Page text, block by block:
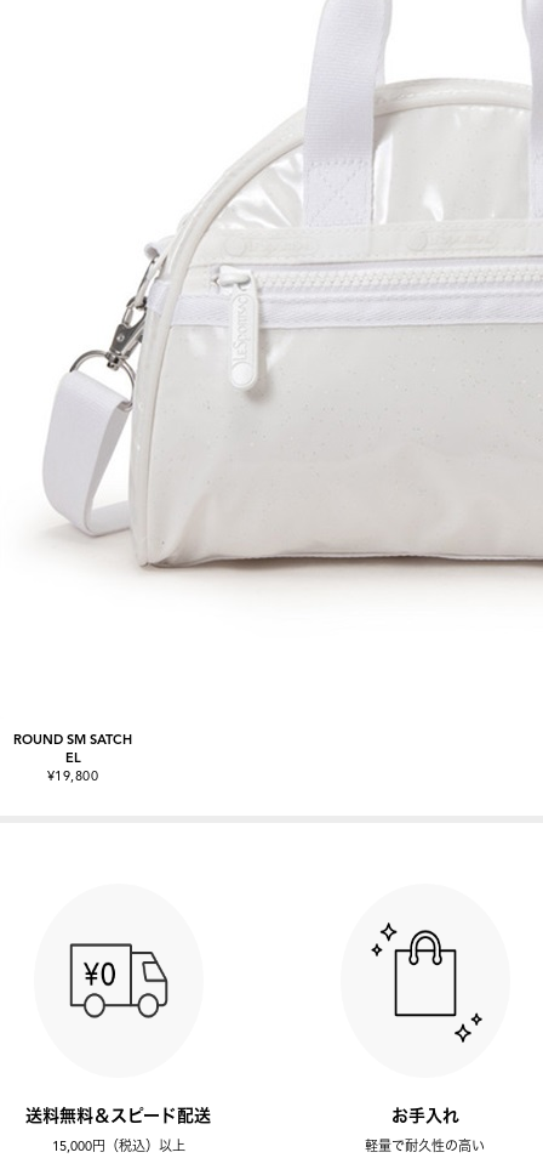
ROUND SM SATCH
EL
¥19,800
送料無料＆スピード配送
15,000円（税込）以上
お手入れ
軽量で耐久性の高い